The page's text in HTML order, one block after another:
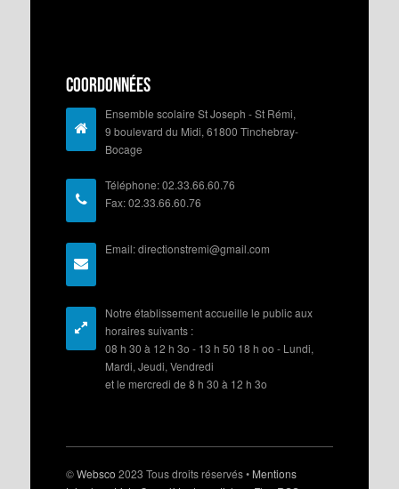
Coordonnées
Ensemble scolaire St Joseph - St Rémi,
9 boulevard du Midi, 61800 Tinchebray-
Bocage
Téléphone: 02.33.66.60.76
Fax: 02.33.66.60.76
Email: directionstremi@gmail.com
Notre établissement accueille le public aux
horaires suivants :
08 h 30 à 12 h 3o - 13 h 50 18 h oo - Lundi,
Mardi, Jeudi, Vendredi
et le mercredi de 8 h 30 à 12 h 3o
©Websco 2023 Tous droits réservés • Mentions